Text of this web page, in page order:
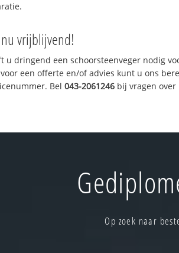
vrijblijvend!
u dringend een schoorsteenveger nodig
voor een offerte en/of advies kunt u ons
Bel043-2061246 bij vragen over
Op zoek naar